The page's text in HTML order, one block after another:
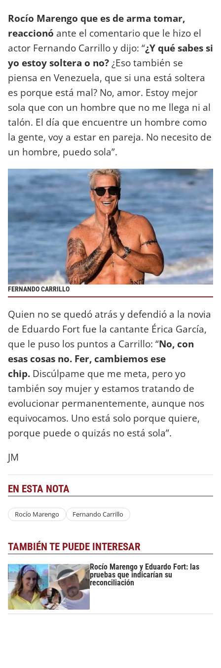
Rocío Marengo que es de arma tomar,
reaccionó ante el comentario que le hizo el
actor Fernando Carrillo y dijo: “¿Y qué sabes si
yo estoy soltera o no?¿Eso también se
piensa en Venezuela, que si una está soltera
es porque está mal? No, amor. Estoy mejor
sola que con un hombre que no me llega ni al
talón. El día que encuentre un hombre como
la gente, voy a estar en pareja. No necesito de
un hombre, puedo sola”.
FERNANDO CARRILLO
Quien no se quedó atrás y defendió a la novia
de Eduardo Fort fue la cantante Érica García,
que le puso los puntos a Carrillo: “No, con
esas cosas no. Fer, cambiemos ese
chip. Discúlpame que me meta, pero yo
también soy mujer y estamos tratando de
evolucionar permanentemente, aunque nos
equivocamos. Uno está solo porque quiere,
porque puede o quizás no está sola”.
JM
EN ESTA NOTA
Rocío Marengo Fernando Carrillo
TAMBIÉN TE PUEDE INTERESAR
Rocío Marengo y Eduardo Fort: las
pruebas que indicarían su
reconciliación